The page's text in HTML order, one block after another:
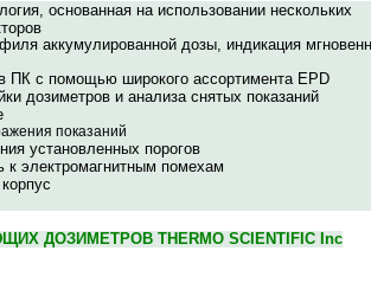
основанная на использовании нескольких
аккумулированной дозы, индикация
ПК с помощью широкого ассортимента EPD
дозиметров и анализа снятых показаний
показаний
установленных порогов
к электромагнитным помехам
ДОЗИМЕТРОВ THERMO SCIENTIFIC Inc